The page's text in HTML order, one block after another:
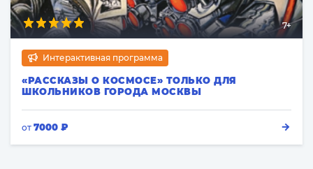
7+
Интерактивная программа
«РАССКАЗЫ О КОСМОСЕ» ТОЛЬКО ДЛЯ
ШКОЛЬНИКОВ ГОРОДА МОСКВЫ
от 7000 ₽